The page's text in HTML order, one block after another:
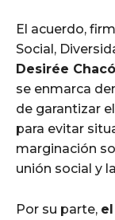
El acuerdo,
Social,
Desirée
se enmarca
de garantizar
para evitar
marginación
unión social y
Por su parte, el